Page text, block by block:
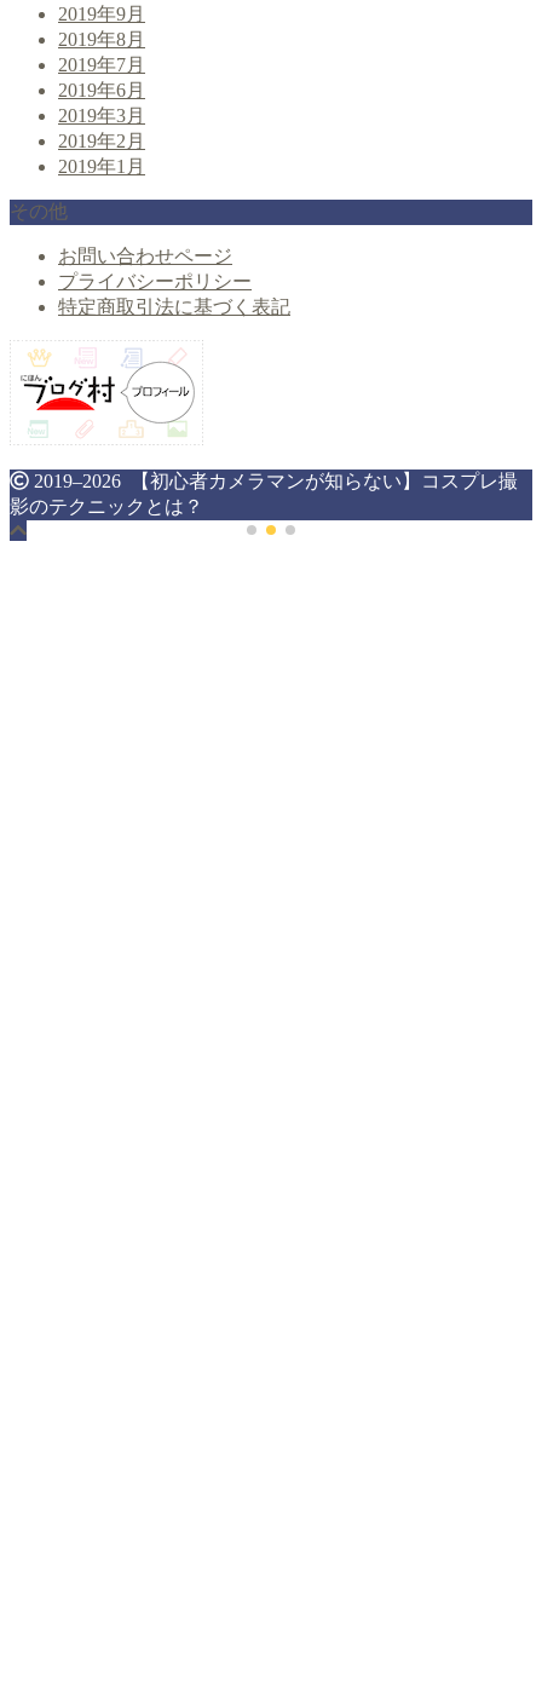
2019年9月
2019年8月
2019年7月
2019年6月
2019年3月
2019年2月
2019年1月
その他
お問い合わせページ
プライバシーポリシー
特定商取引法に基づく表記
2019–2026 【初心者カメラマンが知らない】コスプレ撮
影のテクニックとは？